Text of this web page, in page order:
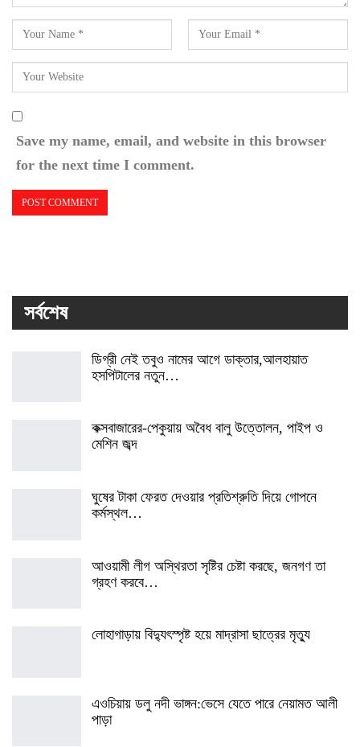
Save my name, email, and website in this browser
for the next time I comment.
সর্বশেষ
ডিগ্রী নেই তবুও নামের আগে ডাক্তার,আলহায়াত
হসপিটালের নতুন…
কক্সবাজারের-পেকুয়ায় অবৈধ বালু উত্তোলন, পাইপ ও
মেশিন জব্দ
ঘুষের টাকা ফেরত দেওয়ার প্রতিশ্রুতি দিয়ে গোপনে
কর্মস্থল…
আওয়ামী লীগ অস্থিরতা সৃষ্টির চেষ্টা করছে, জনগণ তা
গ্রহণ করবে…
লোহাগাড়ায় বিদ্যুৎস্পৃষ্ট হয়ে মাদ্রাসা ছাত্রের মৃত্যু
এওচিয়ায় ডলু নদী ভাঙ্গন:ভেসে যেতে পারে নেয়ামত আলী
পাড়া